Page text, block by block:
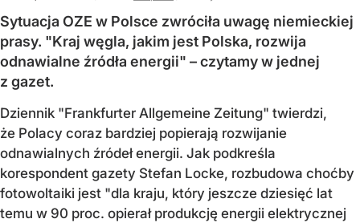
Sytuacja OZE w Polsce zwróciła uwagę niemieckiej
prasy. "Kraj węgla, jakim jest Polska, rozwija
odnawialne źródła energii" – czytamy w jednej
z gazet.
Dziennik "Frankfurter Allgemeine Zeitung" twierdzi,
że Polacy coraz bardziej popierają rozwijanie
odnawialnych źródeł energii. Jak podkreśla
korespondent gazety Stefan Locke, rozbudowa choćby
fotowoltaiki jest "dla kraju, który jeszcze dziesięć lat
temu w 90 proc. opierał produkcję energii elektrycznej